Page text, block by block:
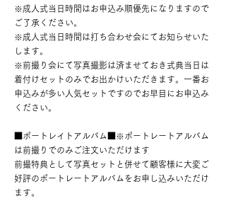
※成人式当日時間はお申込み順優先になりますので
ご了承ください。
※成人式当日時間は打ち合わせ会にてお知らせいた
します。
※前撮り会にて写真撮影は済ませておき式典当日は
着付けセットのみでお出かけいただきます。一番お
申込みが多い人気セットですのでお早目にお申込み
ください。
■ポートレイトアルバム■※ポートレートアルバム
は前撮りでのみご注文いただけます
前撮特典として写真セットと併せて顧客様に大変ご
好評のポートレートアルバムをお申し込みいただけ
ます。